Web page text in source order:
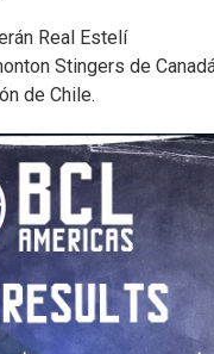
Real Estelí
Stingers de
de Chile.